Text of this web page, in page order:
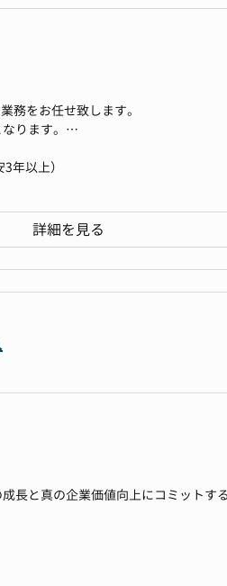
い）
り効率的でセキュアな人事基幹シス
をリードしていただきます。
製化しており、労務全般の業務に携
クス短時間勤務制度など）の検討、
ジが可能です。
性が非常に良いため、気分良く仕事
務をお任せ致します。
ります。
含む）
いるため、英語ができなくても問題
築 等
年以上）
詳細を見る
長と真の企業価値向上にコミットす
連の流れを事業会社側の視点で俯瞰
ミックな経験を積む事が可能です。